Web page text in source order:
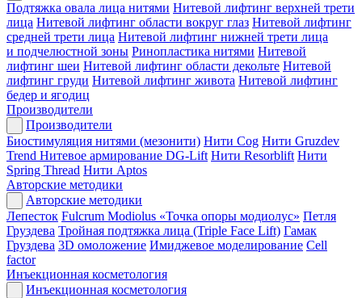
Подтяжка овала лица нитями Нитевой лифтинг верхней трети
лица Нитевой лифтинг области вокруг глаз Нитевой лифтинг
средней трети лица Нитевой лифтинг нижней трети лица
и подчелюстной зоны Ринопластика нитями Нитевой
лифтинг шеи Нитевой лифтинг области декольте Нитевой
лифтинг груди Нитевой лифтинг живота Нитевой лифтинг
бедер и ягодиц
Производители
Производители
Биостимуляция нитями (мезонити) Нити Cog Нити Gruzdev
Trend Нитевое армирование DG-Lift Нити Resorblift Нити
Spring Thread Нити Aptos
Авторские методики
Авторские методики
Лепесток Fulcrum Modiolus «Точка опоры модиолус» Петля
Груздева Тройная подтяжка лица (Triple Face Lift) Гамак
Груздева 3D омоложение Имиджевое моделирование Cell
factor
Инъекционная косметология
Инъекционная косметология